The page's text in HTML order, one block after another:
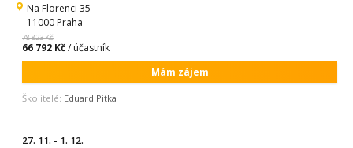
Na Florenci 35
11000 Praha
78 823 Kč
66 792 Kč/ účastník
Mám zájem
Školitelé: Eduard Pitka
27. 11. - 1. 12.